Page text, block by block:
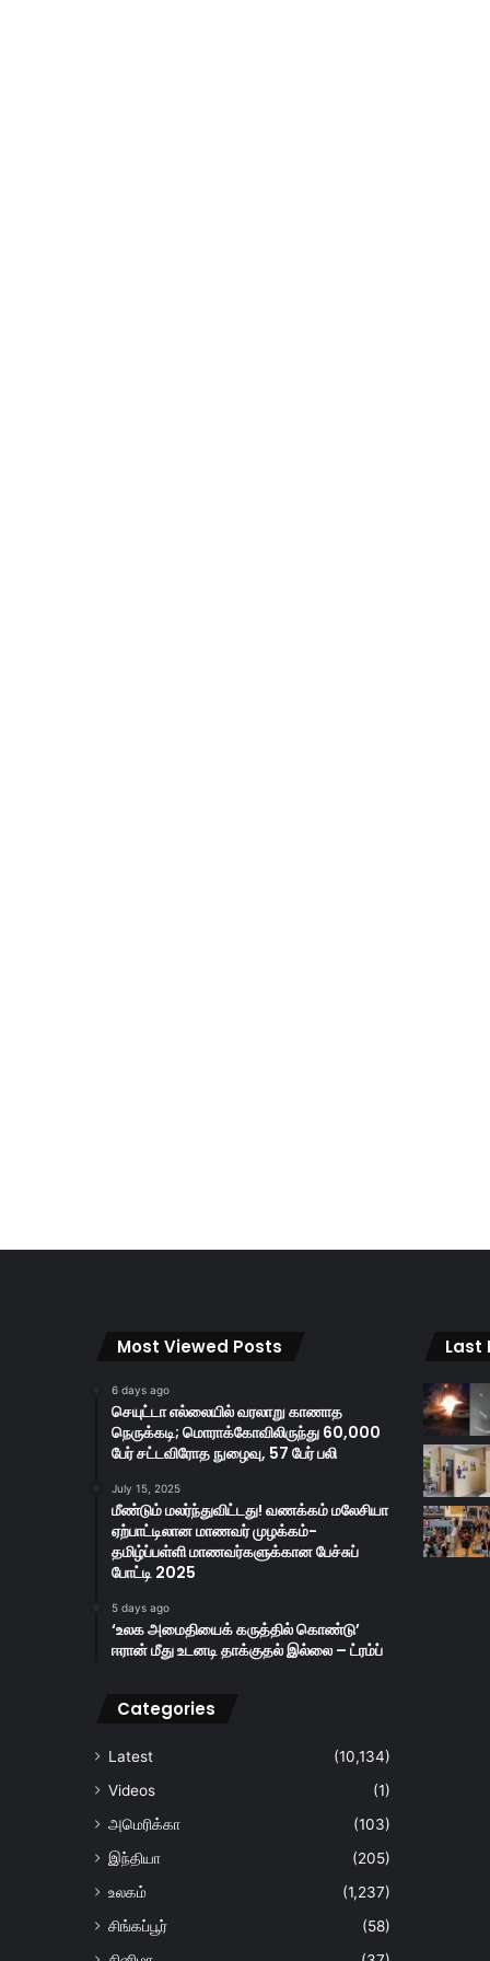
Most Viewed Posts
6 days ago
செயுட்டா எல்லையில் வரலாறு காணாத
நெருக்கடி; மொராக்கோவிலிருந்து 60,000
பேர் சட்டவிரோத நுழைவு, 57 பேர் பலி
July 15, 2025
மீண்டும் மலர்ந்துவிட்டது! வணக்கம் மலேசியா
ஏற்பாட்டிலான மாணவர் முழக்கம்-
தமிழ்ப்பள்ளி மாணவர்களுக்கான பேச்சுப்
போட்டி 2025
5 days ago
‘உலக அமைதியைக் கருத்தில் கொண்டு’
ஈரான் மீது உடனடி தாக்குதல் இல்லை – ட்ரம்ப்
Categories
Latest
(10,134)
Videos
(1)
அமெரிக்கா
(103)
இந்தியா
(205)
உலகம்
(1,237)
சிங்கப்பூர்
(58)
Last